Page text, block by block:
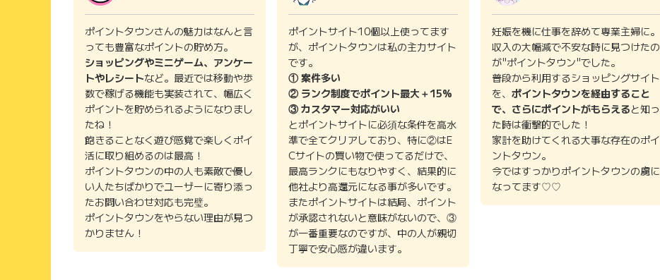
ポイントタウンさんの魅力はなんと言
っても豊富なポイントの貯め方。
ショッピングやミニゲーム、アンケー
トやレシートなど。最近では移動や歩
数で稼げる機能も実装されて、幅広く
ポイントを貯められるようになりまし
たね！
飽きることなく遊び感覚で楽しくポイ
活に取り組めるのは最高！
ポイントタウンの中の人も素敵で優し
い人たちばかりでユーザーに寄り添っ
たお問い合わせ対応も完璧。
ポイントタウンをやらない理由が見つ
かりません！
ポイントサイト10個以上使ってます
が、ポイントタウンは私の主力サイト
です。
① 案件多い
② ランク制度でポイント最大＋15%
③ カスタマー対応がいい
とポイントサイトに必須な条件を高水
準で全てクリアしており、特に②はE
Cサイトの買い物で使ってるだけで、
最高ランクにもなりやすく、結果的に
他社より高還元になる事が多いです。
またポイントサイトは結局、ポイント
が承認されないと意味がないので、③
が一番重要なのですが、中の人が親切
丁寧で安心感が違います。
妊娠を機に仕事を辞めて専業主婦に。
収入の大幅減で不安な時に見つけたの
が"ポイントタウン"でした。
普段から利用するショッピングサイト
を、 ポイントタウンを経由すること
で、さらにポイントがもらえると知っ
た時は衝撃的でした！
家計を助けてくれる大事な存在のポイ
ントタウン。
今ではすっかりポイントタウンの虜に
なってます♡♡